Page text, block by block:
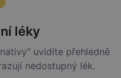
léky
uvidíte přehledně
nedostupný lék.